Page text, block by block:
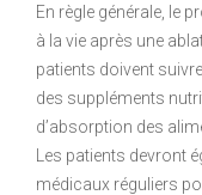
En règle générale, le
à la vie après une
patients doivent
des suppléments
d’absorption des
Les patients devront
médicaux réguliers